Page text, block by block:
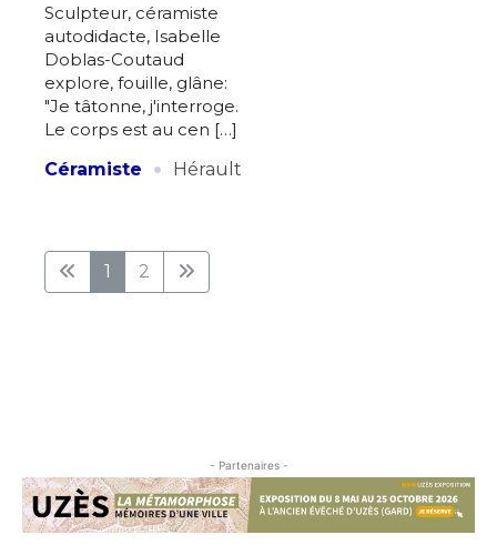
Sculpteur, céramiste
autodidacte, Isabelle
Doblas-Coutaud
explore, fouille, glâne:
"Je tâtonne, j'interroge.
Le corps est au cen […]
Céramiste
· Hérault
1 2
- Partenaires -